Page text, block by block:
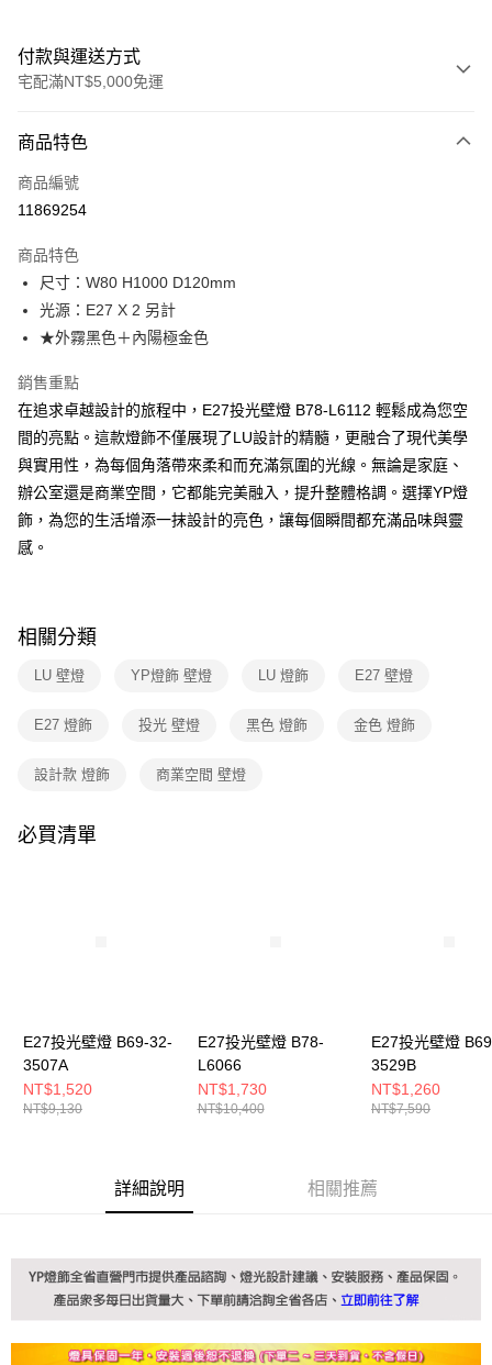
付款與運送方式
宅配滿NT$5,000免運
信用卡一次付款
LINE Pay
街口支付
悠遊付
全盈+PAY
AFTEE先享後付
相關說明
【關於「AFTEE先享後付」】
AFTEE先享後付是「在收到商品之後才付款」的支付方式。 讓您購物簡單
便利好安心！
１．簡單：不需註冊會員、不需綁卡、不需儲值。
【「AFTEE先享後付」結帳流程】
１．於結帳方式選擇「AFTEE先享後付」後，將跳轉至「AFTEE先享後付」
結帳頁面，進行簡訊認證並確認金額後，即可完成結帳。
ATM／網路銀行／等多元方式進行付款，方視為交易完成。
購買商品的店家。未經商家同意取消之訂單仍視為有效，需透過AFTEE先享
是否繳費成功／繳費後需取消欲退款等相關疑問，請聯繫「AFTEE先享後付
客戶支援中心」
任。
４．使用「AFTEE先享後付」時，將依據個別帳號之用戶狀況，依本公司即
時審查核予不同之上限額度；若仍有額度不足之情形，本公司將視審查結果
請求用戶進行身份認證。
每筆NT$180，滿NT$5,000(含以上)免運費
商品特色
商品編號
11869254
商品特色
尺寸：W80 H1000 D120mm
光源：E27 X 2 另計
★外霧黑色＋內陽極金色
銷售重點
在追求卓越設計的旅程中，E27投光壁燈 B78-L6112 輕鬆成為您空
間的亮點。這款燈飾不僅展現了LU設計的精髓，更融合了現代美學
與實用性，為每個角落帶來柔和而充滿氛圍的光線。無論是家庭、
辦公室還是商業空間，它都能完美融入，提升整體格調。選擇YP燈
飾，為您的生活增添一抹設計的亮色，讓每個瞬間都充滿品味與靈
感。
相關分類
LU 壁燈 YP燈飾 壁燈 LU 燈飾 E27 壁燈
E27 燈飾 投光 壁燈 黑色 燈飾 金色 燈飾
設計款 燈飾 商業空間 壁燈
必買清單
E27投光壁燈 B69-32-
3507A
NT$1,520
NT$9,130
E27投光壁燈 B78-
L6066
NT$1,730
NT$10,400
E27投光壁燈
3529B
NT$1,260
NT$7,590
詳細說明 相關推薦